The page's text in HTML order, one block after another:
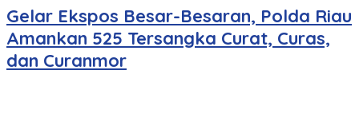
Gelar Ekspos Besar-Besaran, Polda Riau
Amankan 525 Tersangka Curat, Curas,
dan Curanmor